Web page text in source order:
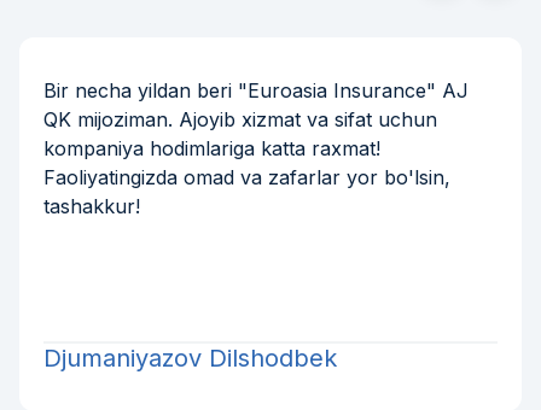
Bir necha yildan beri "Euroasia Insurance" AJ
QK mijoziman. Ajoyib xizmat va sifat uchun
kompaniya hodimlariga katta raxmat!
Faoliyatingizda omad va zafarlar yor bo'lsin,
tashakkur!
Djumaniyazov Dilshodbek